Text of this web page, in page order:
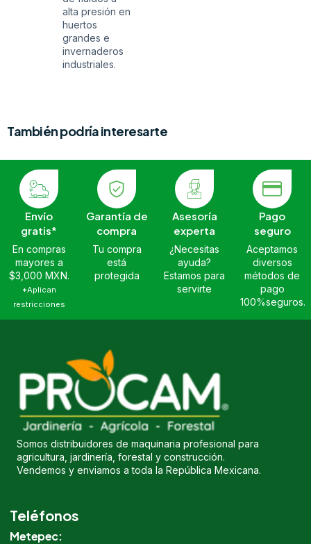
alta presión en
huertos
grandes e
invernaderos
industriales.
También podría interesarte
Envío
gratis*
En compras
mayores a
$3,000 MXN.
*Aplican
restricciones
Garantía de
compra
Tu compra
está
protegida
Asesoría
experta
¿Necesitas
ayuda?
Estamos para
servirte
Pago
seguro
Aceptamos
diversos
métodos de
pago
100%seguros.
Somos distribuidores de maquinaria profesional para
agricultura, jardinería, forestal y construcción.
Vendemos y enviamos a toda la República Mexicana.
Teléfonos
Metepec: